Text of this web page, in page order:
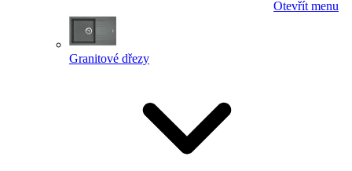
Otevřít menu
Granitové dřezy